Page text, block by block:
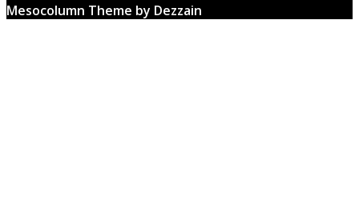
Mesocolumn Theme by Dezzain